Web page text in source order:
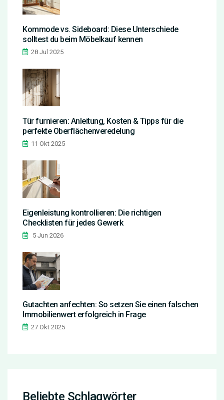
Kommode vs. Sideboard: Diese Unterschiede
solltest du beim Möbelkauf kennen
28 Jul 2025
Tür furnieren: Anleitung, Kosten & Tipps für die
perfekte Oberflächenveredelung
11 Okt 2025
Eigenleistung kontrollieren: Die richtigen
Checklisten für jedes Gewerk
5 Jun 2026
Gutachten anfechten: So setzen Sie einen falschen
Immobilienwert erfolgreich in Frage
27 Okt 2025
Beliebte Schlagwörter